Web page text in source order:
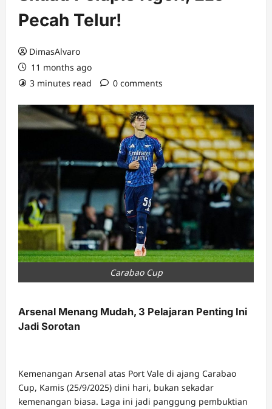
Pecah Telur!
DimasAlvaro
11 months ago
3 minutes read
0 comments
Carabao Cup
Arsenal Menang Mudah, 3 Pelajaran Penting Ini
Jadi Sorotan
Kemenangan Arsenal atas Port Vale di ajang Carabao
Cup, Kamis (25/9/2025) dini hari, bukan sekadar
kemenangan biasa. Laga ini jadi panggung pembuktian